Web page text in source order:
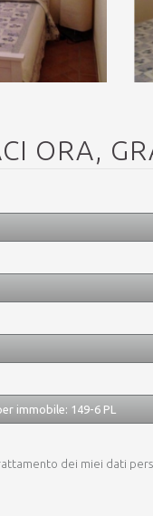
ORA,
dei miei dati